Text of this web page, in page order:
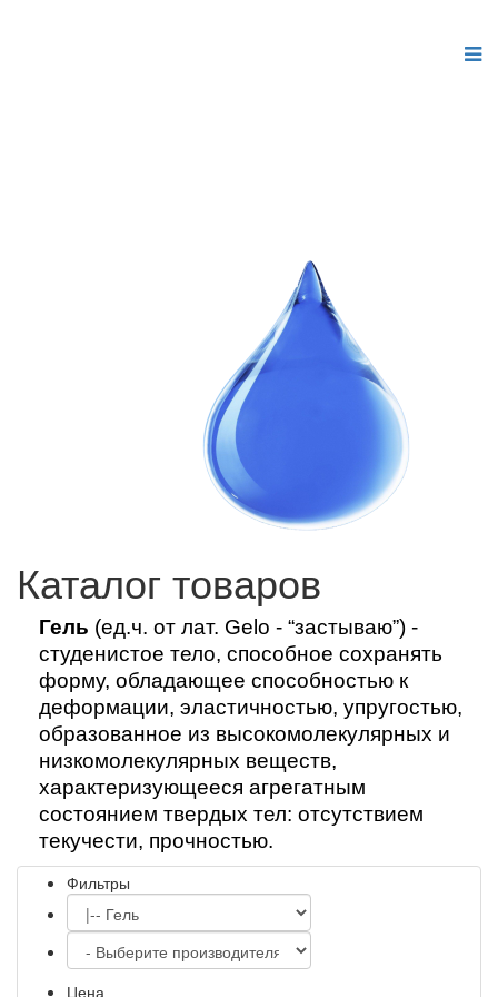
Каталог товаров
Гель (ед.ч. от лат. Gelo - “застываю”) -
студенистое тело, способное сохранять
форму, обладающееспособностью к
деформации,эластичностью,упругостью,
образованное из высокомолекулярных и
низкомолекулярных веществ,
характеризующееся агрегатным
состоянием твердых тел: отсутствием
текучести, прочностью.
Фильтры
Цена